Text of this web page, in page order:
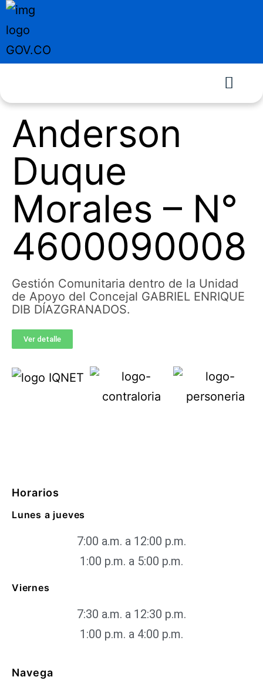
Anderson
Duque
Morales – N°
4600090008
Gestión Comunitaria dentro de la Unidad
de Apoyo del Concejal GABRIEL ENRIQUE
DIB DÍAZGRANADOS.
Ver detalle
Horarios
Lunes a jueves
7:00 a.m. a 12:00 p.m.
1:00 p.m. a 5:00 p.m.
Viernes
7:30 a.m. a 12:30 p.m.
1:00 p.m. a 4:00 p.m.
Navega